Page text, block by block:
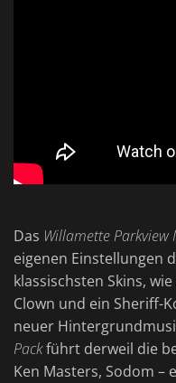
Das Willamette Parkview
eigenen Einstellungen
klassischsten Skins,
Clown und ein Sheriff-
neuer
Packführt derweil die
Ken Masters, Sodom –